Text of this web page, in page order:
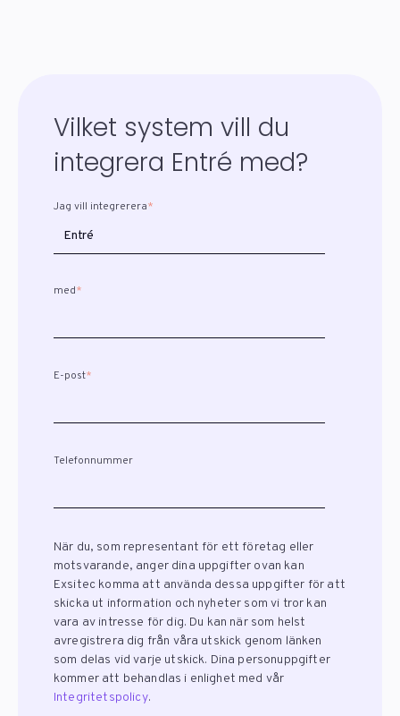
Vilket system vill du
integrera Entré med?
Jag vill integrerera*
med*
E-post*
Telefonnummer
När du, som representant för ett företag eller
motsvarande, anger dina uppgifter ovan kan
Exsitec komma att använda dessa uppgifter för att
skicka ut information och nyheter som vi tror kan
vara av intresse för dig. Du kan när som helst
avregistrera dig från våra utskick genom länken
som delas vid varje utskick. Dina personuppgifter
kommer att behandlas i enlighet med vår
Integritetspolicy.